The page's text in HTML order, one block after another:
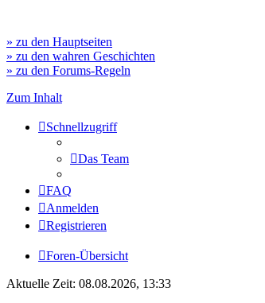
» zu den Hauptseiten
» zu den wahren Geschichten
» zu den Forums-Regeln
Zum Inhalt
Schnellzugriff
Das Team
FAQ
Anmelden
Registrieren
Foren-Übersicht
Aktuelle Zeit: 08.08.2026, 13:33